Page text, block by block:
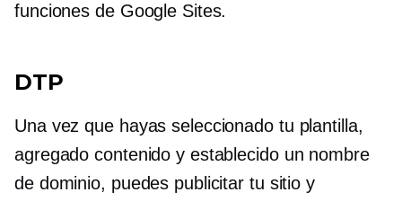
funciones de Google Sites.
DTP
Una vez que hayas seleccionado tu plantilla,
agregado contenido y establecido un nombre
de dominio, puedes publicitar tu sitio y